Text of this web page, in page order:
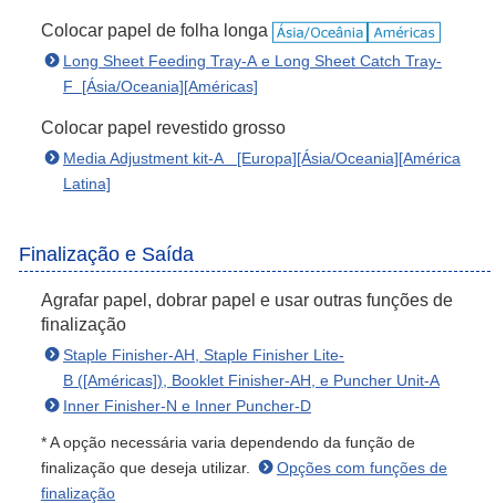
Colocar papel de folha longa
Long Sheet Feeding Tray-A e Long Sheet Catch Tray-
F [Ásia/Oceania][Américas]
Colocar papel revestido grosso
Media Adjustment kit-A [Europa][Ásia/Oceania][América
Latina]
Finalização e Saída
Agrafar papel, dobrar papel e usar outras funções de
finalização
Staple Finisher-AH, Staple Finisher Lite-
B ([Américas]), Booklet Finisher-AH, e Puncher Unit-A
Inner Finisher-N e Inner Puncher-D
* A opção necessária varia dependendo da função de
finalização que deseja utilizar.
Opções com funções de
finalização